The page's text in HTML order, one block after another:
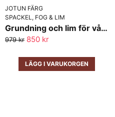
JOTUN FÄRG
SPACKEL, FOG & LIM
Grundning och lim för våtrum Jotun
979 kr 850 kr
LÄGG I VARUKORGEN